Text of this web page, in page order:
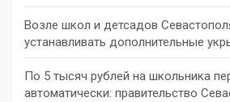
Возле школ и детсадов
устанавливать дополнительные
По 5 тысяч рублей на школьника
автоматически: правительство